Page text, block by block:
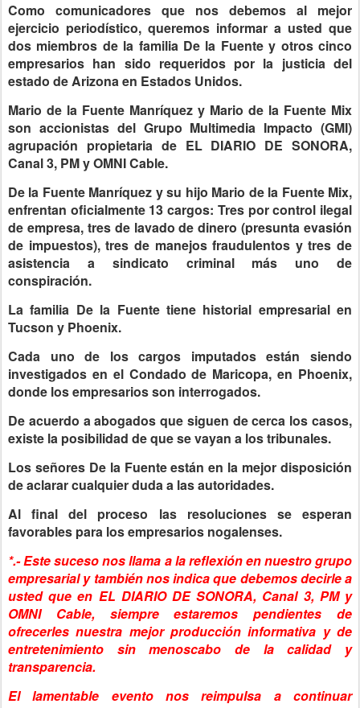
Como comunicadores que nos debemos al mejor
ejercicio periodístico, queremos informar a usted que
dos miembros de la familia De la Fuente y otros cinco
empresarios han sido requeridos por la justicia del
estado de Arizona en Estados Unidos.
Mario de la Fuente Manríquez y Mario de la Fuente Mix
son accionistas del Grupo Multimedia Impacto (GMI)
agrupación propietaria de EL DIARIO DE SONORA,
Canal 3, PM y OMNI Cable.
De la Fuente Manríquez y su hijo Mario de la Fuente Mix,
enfrentan oficialmente 13 cargos: Tres por control ilegal
de empresa, tres de lavado de dinero (presunta evasión
de impuestos), tres de manejos fraudulentos y tres de
asistencia a sindicato criminal más uno de
conspiración.
La familia De la Fuente tiene historial empresarial en
Tucson y Phoenix.
Cada uno de los cargos imputados están siendo
investigados en el Condado de Maricopa, en Phoenix,
donde los empresarios son interrogados.
De acuerdo a abogados que siguen de cerca los casos,
existe la posibilidad de que se vayan a los tribunales.
Los señores De la Fuente están en la mejor disposición
de aclarar cualquier duda a las autoridades.
Al final del proceso las resoluciones se esperan
favorables para los empresarios nogalenses.
*.- Este suceso nos llama a la reflexión en nuestro grupo
empresarial y también nos indica que debemos decirle a
usted que en EL DIARIO DE SONORA, Canal 3, PM y
OMNI Cable, siempre estaremos pendientes de
ofrecerles nuestra mejor producción informativa y de
entretenimiento sin menoscabo de la calidad y
transparencia.
El lamentable evento nos reimpulsa a continuar